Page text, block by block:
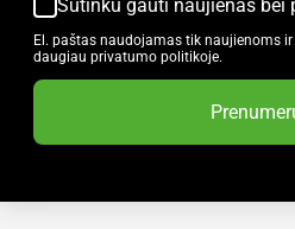
Sutinku gauti naujienas bei
El. paštas naudojamas tik naujienoms
daugiau privatumo politikoje.